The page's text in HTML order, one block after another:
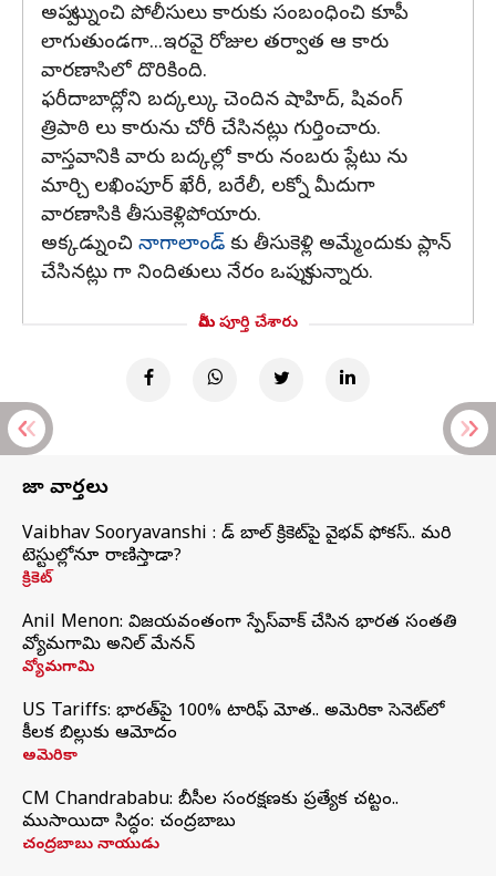
అప్పట్నుంచి పోలీసులు కారుకు సంబంధించి కూపీ
లాగుతుండగా...ఇరవై రోజుల తర్వాత ఆ కారు
వారణాసిలో దొరికింది.
ఫరీదాబాద్లోని బద్కల్కు చెందిన షాహిద్, షివంగ్
త్రిపాఠి లు కారును చోరీ చేసినట్లు గుర్తించారు.
వాస్తవానికి వారు బద్కల్లో కారు నంబరు ప్లేటు ను
మార్చి లఖింపూర్ ఖేరీ, బరేలీ, లక్నో మీదుగా
వారణాసికి తీసుకెళ్లిపోయారు.
అక్కడ్నుంచి నాగాలాండ్ కు తీసుకెళ్లి అమ్మేందుకు ప్లాన్
చేసినట్లు గా నిందితులు నేరం ఒప్పుకున్నారు.
మీరు పూర్తి చేశారు
తాజా వార్తలు
Vaibhav Sooryavanshi : రెడ్ బాల్ క్రికెట్‌పై వైభవ్ ఫోకస్.. మరి
టెస్టుల్లోనూ రాణిస్తాడా?
క్రికెట్
Anil Menon: విజయవంతంగా స్పేస్‌వాక్‌ చేసిన భారత సంతతి
వ్యోమగామి అనిల్‌ మేనన్
వ్యోమగామి
US Tariffs: భారత్‌పై 100% టారిఫ్‌ మోత.. అమెరికా సెనెట్‌లో
కీలక బిల్లుకు ఆమోదం
అమెరికా
CM Chandrababu: బీసీల సంరక్షణకు ప్రత్యేక చట్టం..
ముసాయిదా సిద్ధం: చంద్రబాబు
చంద్రబాబు నాయుడు